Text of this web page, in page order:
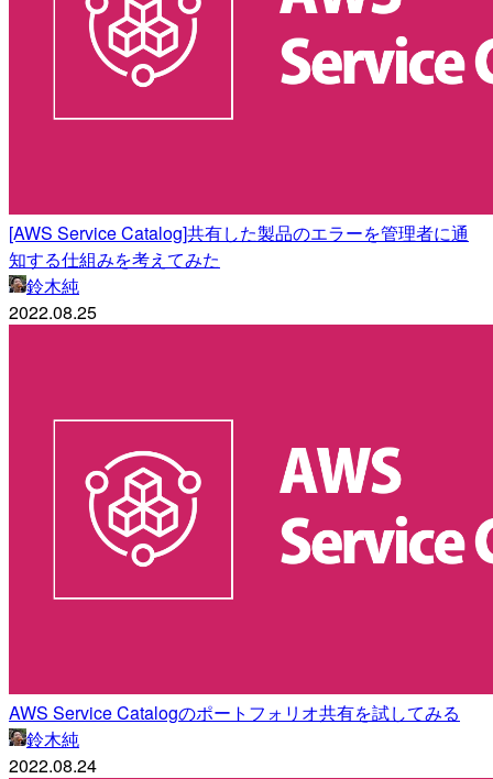
[AWS Service Catalog]共有した製品のエラーを管理者に通
知する仕組みを考えてみた
鈴木純
2022.08.25
AWS Service Catalogのポートフォリオ共有を試してみる
鈴木純
2022.08.24